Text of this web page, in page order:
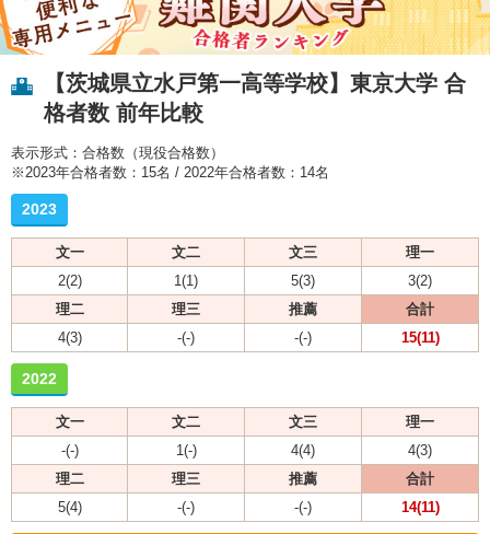
【茨城県立水戸第一高等学校】東京大学 合
格者数 前年比較
表示形式：合格数（現役合格数）
※2023年合格者数：15名 / 2022年合格者数：14名
2023
文一 文二 文三
理一
2(2)
1(1) 5(3)
3(2)
理二
理三 推薦
合計
4(3)
-(-) -(-) 15(11)
2022
文一 文二 文三
理一
-(-)
1(-) 4(4)
4(3)
理二
理三 推薦
合計
5(4)
-(-) -(-) 14(11)